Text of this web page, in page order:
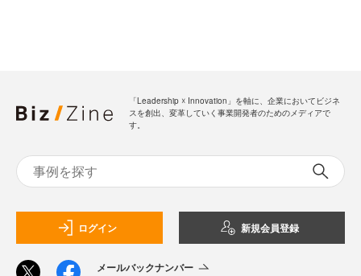
「Leadership ☓ Innovation」を軸に、企業においてビジネ
スを創出、変革していく事業開発者のためのメディアで
す。
ログイン 新規会員登録
メールバックナンバー